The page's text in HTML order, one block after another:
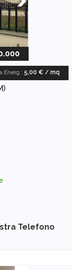
Energ.: 5,00 € / mq
Telefono